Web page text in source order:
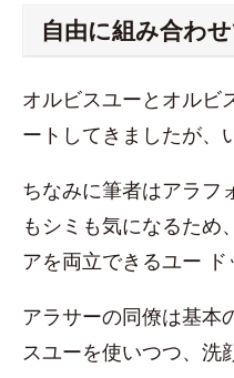
自由に組み合わ
オルビスユーとオルビ
ートしてきましたが、
ちなみに筆者はアラフ
もシミも気になるため
アを両立できるユー ド
アラサーの同僚は基本
スユーを使いつつ、洗